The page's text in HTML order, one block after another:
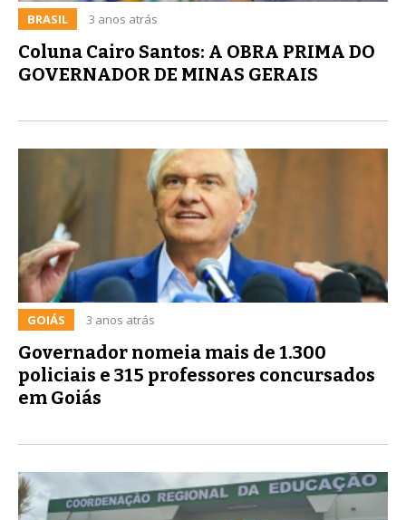
BRASIL 3 anos atrás
Coluna Cairo Santos: A OBRA PRIMA DO
GOVERNADOR DE MINAS GERAIS
GOIÁS 3 anos atrás
Governador nomeia mais de 1.300
policiais e 315 professores concursados
em Goiás